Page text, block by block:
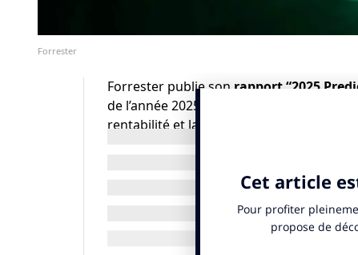
Forrester
Forresterpublie son rapport “2025
de l’année 2025, compte tenu des
rentabilité et la prudence seront au
l’organisation, d’éviter une dépendance
risqués ou de créer de nouvelles
Forrester prévoit qu’en 2025 :